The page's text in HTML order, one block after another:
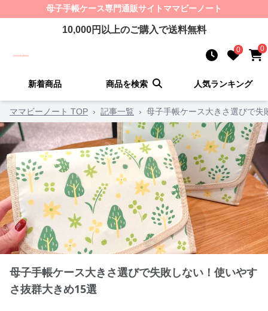
母子手帳ケース専門通販サイト ママビーノート
10,000円以上のご購入で送料無料
0 0
新着商品 商品を検索 人気ランキング
ママビーノート TOP › 記事一覧 › 母子手帳ケース大きさ選びで
母子手帳ケース大きさ選びで失敗しない！使いやす
さ抜群大きめ15選